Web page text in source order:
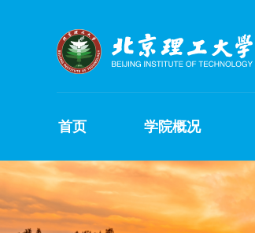
首页 学院概况